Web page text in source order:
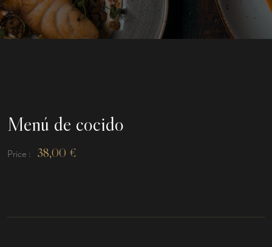
Menú de cocido
Price : 38,00 €